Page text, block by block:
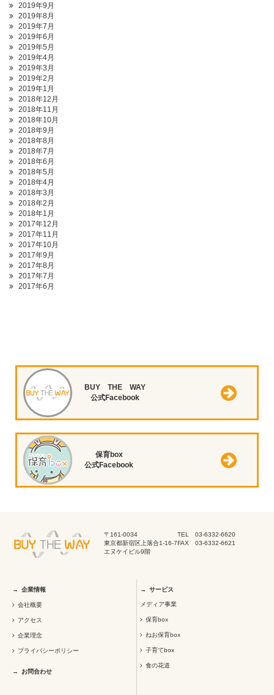
2019年9月
2019年8月
2019年7月
2019年6月
2019年5月
2019年4月
2019年3月
2019年2月
2019年1月
2018年12月
2018年11月
2018年10月
2018年9月
2018年8月
2018年7月
2018年6月
2018年5月
2018年4月
2018年3月
2018年2月
2018年1月
2017年12月
2017年11月
2017年10月
2017年9月
2017年8月
2017年7月
2017年6月
BUY THE WAY
公式Facebook
保育box
公式Facebook
〒161-0034
東京都新宿区上落合1-16-7
エヌケイビル9階
TEL 03-6332-6620
FAX 03-6332-6621
企業情報
会社概要
アクセス
企業理念
プライバシーポリシー
お問合わせ
サービス
メディア事業
保育box
ねお保育box
子育てbox
食の花道